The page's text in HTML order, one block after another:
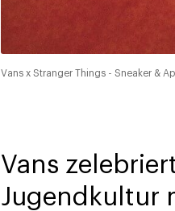
Vans x Stranger Things - Sneaker &
Vans
Jugendkultur